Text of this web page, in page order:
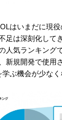
はいまだに現
足は深刻化して
人気ランキング
新規開発で使用
ぶ機会が少なく